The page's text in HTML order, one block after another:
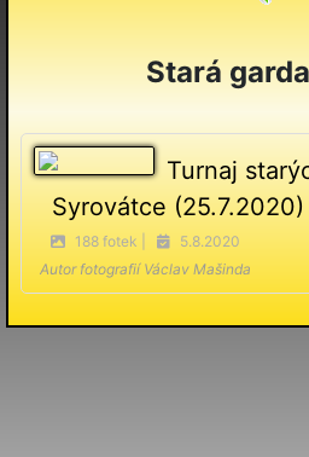
Stará
Turnaj
Syrovátce (25.7.2020)
188 fotek |
5.8.2020
Autor fotografií Václav Mašinda